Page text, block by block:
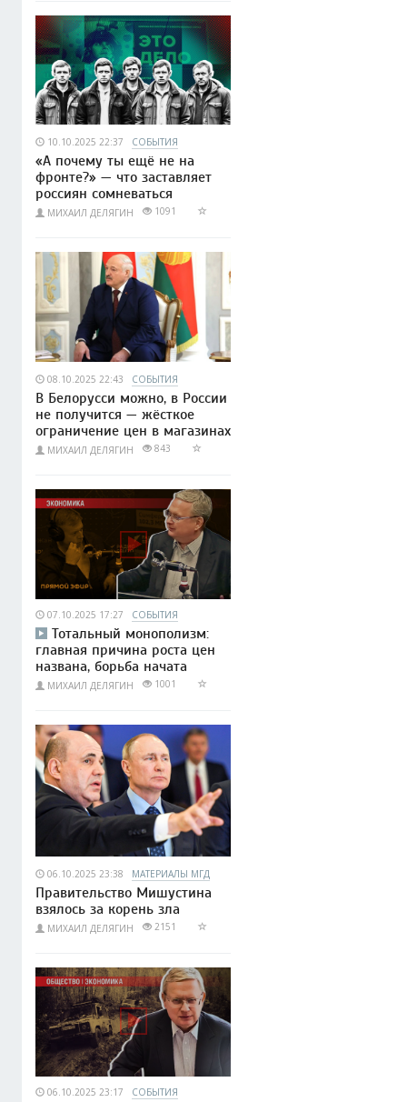
10.10.2025 22:37 СОБЫТИЯ
«А почему ты ещё не на
фронте?» — что заставляет
россиян сомневаться
МИХАИЛ ДЕЛЯГИН 1091
08.10.2025 22:43 СОБЫТИЯ
В Белорусси можно, в России
не получится — жёсткое
ограничение цен в магазинах
МИХАИЛ ДЕЛЯГИН 843
07.10.2025 17:27 СОБЫТИЯ
Тотальный монополизм:
главная причина роста цен
названа, борьба начата
МИХАИЛ ДЕЛЯГИН 1001
06.10.2025 23:38 МАТЕРИАЛЫ МГД
Правительство Мишустина
взялось за корень зла
МИХАИЛ ДЕЛЯГИН 2151
06.10.2025 23:17 СОБЫТИЯ